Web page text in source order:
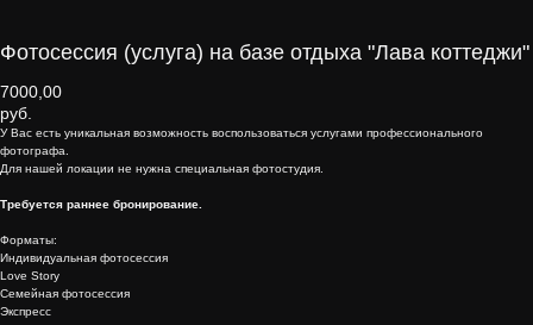
Фотосессия (услуга) на базе отдыха "Лава коттеджи"
7000,00
руб.
У Вас есть уникальная возможность воспользоваться услугами профессионального
фотографа.
Для нашей локации не нужна специальная фотостудия.
Требуется раннее бронирование.
Форматы:
Индивидуальная фотосессия
Love Story
Семейная фотосессия
Экспресс